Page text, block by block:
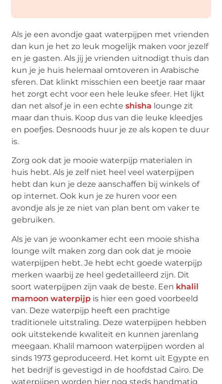
Als je een avondje gaat waterpijpen met vrienden
dan kun je het zo leuk mogelijk maken voor jezelf
en je gasten. Als jij je vrienden uitnodigt thuis dan
kun je je huis helemaal omtoveren in Arabische
sferen. Dat klinkt misschien een beetje raar maar
het zorgt echt voor een hele leuke sfeer. Het lijkt
dan net alsof je in een echteshisha lounge zit
maar dan thuis. Koop dus van die leuke kleedjes
en poefjes. Desnoods huur je ze als kopen te duur
is.
Zorg ook dat je mooie waterpijp materialen in
huis hebt. Als je zelf niet heel veel waterpijpen
hebt dan kun je deze aanschaffen bij winkels of
op internet. Ook kun je ze huren voor een
avondje als je ze niet van plan bent om vaker te
gebruiken.
Als je van je woonkamer echt een mooie shisha
lounge wilt maken zorg dan ook dat je mooie
waterpijpen hebt. Je hebt echt goede waterpijp
merken waarbij ze heel gedetailleerd zijn. Dit
soort waterpijpen zijn vaak de beste. Een khalil
mamoon waterpijp is hier een goed voorbeeld
van. Deze waterpijp heeft een prachtige
traditionele uitstraling. Deze waterpijpen hebben
ook uitstekende kwaliteit en kunnen jarenlang
meegaan. Khalil mamoon waterpijpen worden al
sinds 1973 geproduceerd. Het komt uit Egypte en
het bedrijf is gevestigd in de hoofdstad Cairo. De
waterpijpen worden hier nog steds handmatig